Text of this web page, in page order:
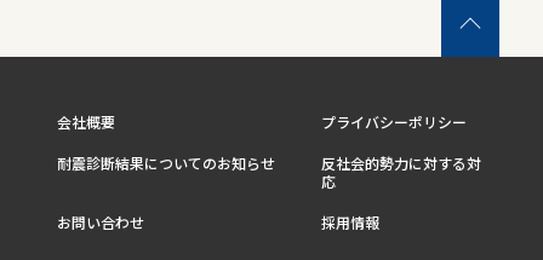
会社概要
プライバシーポリシー
耐震診断結果についてのお知らせ
反社会的勢力に対する対
応
お問い合わせ
採用情報